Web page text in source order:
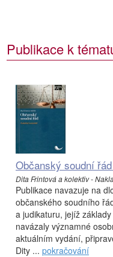
Publikace k
Občanský soudní
Dita Frintová a kolektiv -
Publikace navazuje na
občanského soudního
a judikaturu, jejíž
navázaly významné
aktuálním vydání,
Dity ... pokračování